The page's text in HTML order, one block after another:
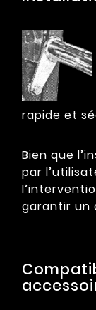
rapide et
Bien que
par
garantir un